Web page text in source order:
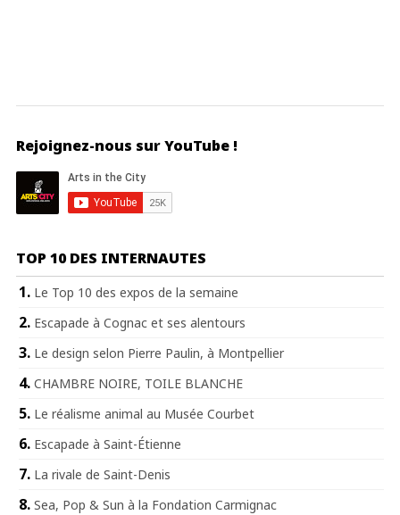
Rejoignez-nous sur YouTube !
TOP 10 DES INTERNAUTES
Le Top 10 des expos de la semaine
Escapade à Cognac et ses alentours
Le design selon Pierre Paulin, à Montpellier
CHAMBRE NOIRE, TOILE BLANCHE
Le réalisme animal au Musée Courbet
Escapade à Saint-Étienne
La rivale de Saint-Denis
Sea, Pop & Sun à la Fondation Carmignac